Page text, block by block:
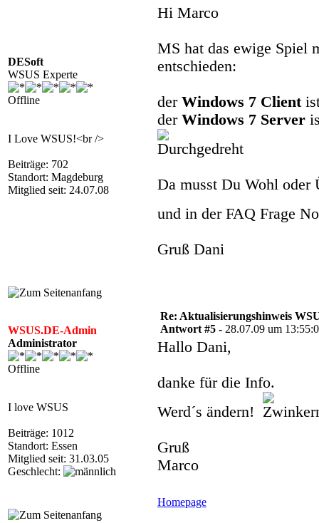
DESoft
WSUS Experte
Offline
I Love WSUS!<br />
Beiträge: 702
Standort: Magdeburg
Mitglied seit: 24.07.08
Hi Marco
MS hat das ewige Spiel
entschieden:
der Windows 7 Client
der Windows 7 Server
Da musst Du Wohl oder
und in der FAQ Frage
Gruß Dani
WSUS.DE-Admin
Administrator
Offline
I love WSUS
Beiträge: 1012
Standort: Essen
Mitglied seit: 31.03.05
Geschlecht:
Re: Aktualisierungshinweis
Antwort #5 - 28.07.09 um
Hallo Dani,
danke für die Info.
Werd´s ändern!
Gruß
Marco
Homepage